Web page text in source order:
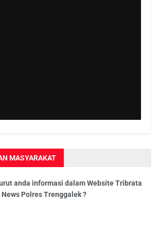
MASYARAKAT
anda informasi dalam Website Tribrata
News Polres Trenggalek ?